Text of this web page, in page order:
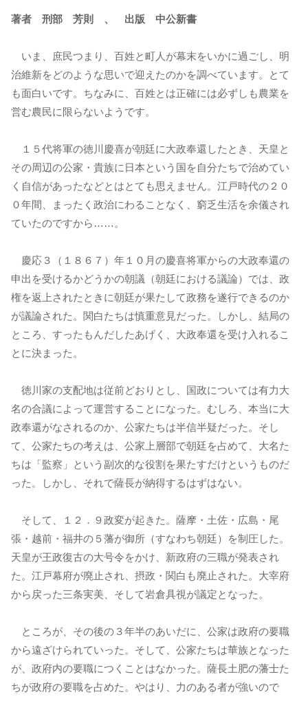
著者 刑部 芳則 、 出版 中公新書
いま、庶民つまり、百姓と町人が幕末をいかに過ごし、明
治維新をどのような思いで迎えたのかを調べています。とて
も面白いです。ちなみに、百姓とは正確には必ずしも農業を
営む農民に限らないようです。
１５代将軍の徳川慶喜が朝廷に大政奉還したとき、天皇と
その周辺の公家・貴族に日本という国を自分たちで治めてい
く自信があったなどとはとても思えません。江戸時代の２０
０年間、まったく政治にわることなく、窮乏生活を余儀され
ていたのですから……。
慶応３（１８６７）年１０月の慶喜将軍からの大政奉還の
申出を受けるかどうかの朝議（朝廷における議論）では、政
権を返上されたときに朝廷が果たして政務を遂行できるのか
が議論された。関白たちは慎重意見だった。しかし、結局の
ところ、すったもんだしたあげく、大政奉還を受け入れるこ
とに決まった。
徳川家の支配地は従前どおりとし、国政については有力大
名の合議によって運営することになった。むしろ、本当に大
政奉還がなされるのか、公家たちは半信半疑だった。そし
て、公家たちの考えは、公家上層部で朝廷を占めて、大名た
ちは「監察」という副次的な役割を果たすだけというものだ
った。しかし、それで薩長が納得するはずはない。
そして、１２．９政変が起きた。薩摩・土佐・広島・尾
張・越前・福井の５藩が御所（すなわち朝廷）を制圧した。
天皇が王政復古の大号令をかけ、新政府の三職が発表され
た。江戸幕府が廃止され、摂政・関白も廃止された。大宰府
から戻った三条実美、そして岩倉具視が議定となった。
ところが、その後の３年半のあいだに、公家は政府の要職
から遠ざけられていった。そして、公家たちは華族となった
が、政府内の要職につくことはなかった。薩長土肥の藩士た
ちが政府の要職を占めた。やはり、力のある者が強いので